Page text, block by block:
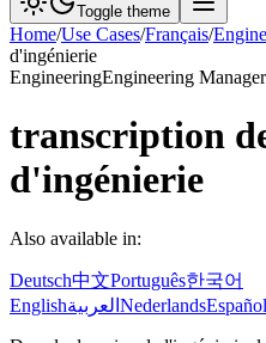
Toggle theme
Home/Use Cases/Français/
d'ingénierie
EngineeringEngineering
transcription
d'ingénierie
Also available in:
Deutsch中文Português한국어
Englishالعربية NederlandsEspañol